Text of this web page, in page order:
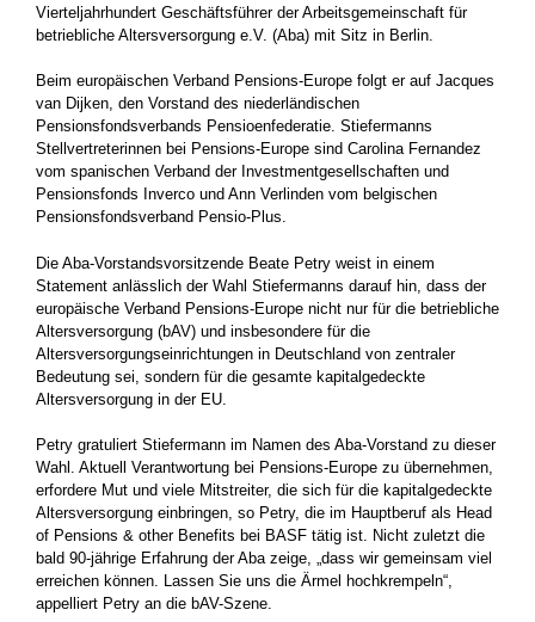
Vierteljahrhundert Geschäftsführer der Arbeitsgemeinschaft für
betriebliche Altersversorgung e.V. (Aba) mit Sitz in Berlin.
Beim europäischen Verband Pensions-Europe folgt er auf Jacques
van Dijken, den Vorstand des niederländischen
Pensionsfondsverbands Pensioenfederatie. Stiefermanns
Stellvertreterinnen bei Pensions-Europe sind Carolina Fernandez
vom spanischen Verband der Investmentgesellschaften und
Pensionsfonds Inverco und Ann Verlinden vom belgischen
Pensionsfondsverband Pensio-Plus.
Die Aba-Vorstandsvorsitzende Beate Petry weist in einem
Statement anlässlich der Wahl Stiefermanns darauf hin, dass der
europäische Verband Pensions-Europe nicht nur für die betriebliche
Altersversorgung (bAV) und insbesondere für die
Altersversorgungseinrichtungen in Deutschland von zentraler
Bedeutung sei, sondern für die gesamte kapitalgedeckte
Altersversorgung in der EU.
Petry gratuliert Stiefermann im Namen des Aba-Vorstand zu dieser
Wahl. Aktuell Verantwortung bei Pensions-Europe zu übernehmen,
erfordere Mut und viele Mitstreiter, die sich für die kapitalgedeckte
Altersversorgung einbringen, so Petry, die im Hauptberuf als Head
of Pensions & other Benefits bei BASF tätig ist. Nicht zuletzt die
bald 90-jährige Erfahrung der Aba zeige, „dass wir gemeinsam viel
erreichen können. Lassen Sie uns die Ärmel hochkrempeln“,
appelliert Petry an die bAV-Szene.